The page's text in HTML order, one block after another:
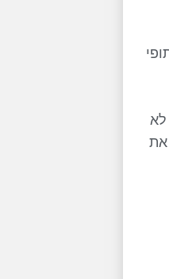
לא
את